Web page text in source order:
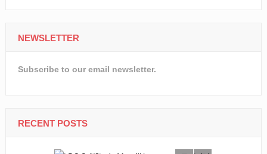
NEWSLETTER
Subscribe to our email newsletter.
RECENT POSTS